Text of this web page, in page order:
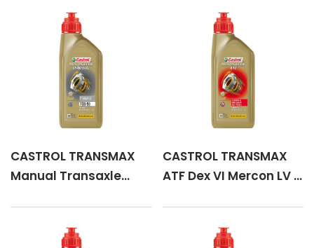
CASTROL TRANSMAX
Manual Transaxle
CASTROL TRANSMAX
ATF Dex VI Mercon LV 1